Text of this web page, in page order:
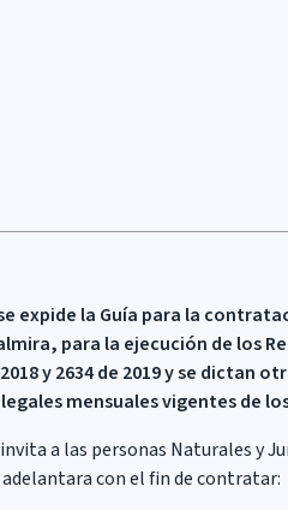
se expide la Guía para la
para la ejecución de los
y 2634 de 2019 y se dictan
mensuales vigentes de los
a las personas Naturales y
con el fin de contratar: